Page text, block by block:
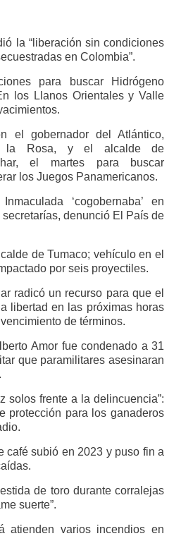
la “liberación sin condiciones
en Colombia”.
para buscar Hidrógeno
los Llanos Orientales y Valle
el gobernador del Atlántico,
la Rosa, y el alcalde de
el martes para buscar
los Juegos Panamericanos.
‘cogobernaba’ en
denunció El País de
de Tumaco; vehículo en el
por seis proyectiles.
radicó un recurso para que el
libertad en las próximas horas
de términos.
Amor fue condenado a 31
que paramilitares asesinaran
solos frente a la delincuencia”:
protección para los ganaderos
café subió en 2023 y puso fin a
de toro durante corralejas
suerte”.
atienden varios incendios en